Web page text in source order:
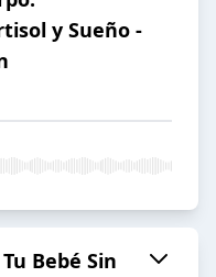
y Sueño -
Bebé Sin